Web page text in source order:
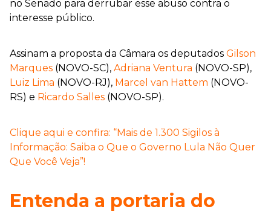
no Senado para derrubar esse abuso contra o
interesse público.
Assinam a proposta da Câmara os deputados Gilson
Marques (NOVO-SC), Adriana Ventura (NOVO-SP),
Luiz Lima (NOVO-RJ), Marcel van Hattem (NOVO-
RS) e Ricardo Salles (NOVO-SP).
Clique aqui e confira: “Mais de 1.300 Sigilos à
Informação: Saiba o Que o Governo Lula Não Quer
Que Você Veja”!
Entenda a portaria do